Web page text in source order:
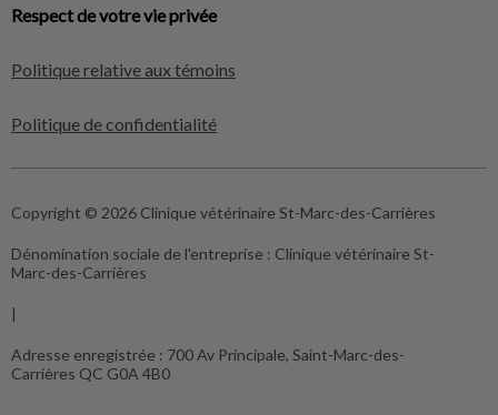
Respect de votre vie privée
Politique relative aux témoins
Politique de confidentialité
Copyright © 2026 Clinique vétérinaire St-Marc-des-Carrières
Dénomination sociale de l'entreprise : Clinique vétérinaire St-
Marc-des-Carrières
|
Adresse enregistrée : 700 Av Principale, Saint-Marc-des-
Carrières QC G0A 4B0